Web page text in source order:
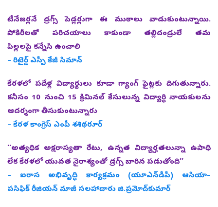
టీనేజర్లనే డ్రగ్స్‌ పెడ్లర్లుగా ఈ ముఠాలు వాడుకుంటున్నాయి.
పోకిరీలతో పరిచయాలు కాకుండా తల్లిదండ్రులే తమ
పిల్లలపై కన్నేసి ఉంచాలి
– రిటైర్డ్‌ ఎస్పీ కేజీ సిమాన్‌
కేరళలో పదేళ్ల విద్యార్థులు కూడా గ్యాంగ్‌ ఫైట్లకు దిగుతున్నారు.
కనీసం 10 నుంచి 15 క్రిమినల్‌ కేసులున్న విద్యార్థి నాయకులను
ఆదర్శంగా తీసుకుంటున్నారు
– కేరళ కాంగ్రెస్‌ ఎంపీ శశిథరూర్‌
‘‘అత్యధిక అక్షరాస్యతా రేటు, ఉన్నత విద్యార్హతలున్నా ఉపాధి
లేక కేరళలో యువత నైరాశ్యంతో డ్రగ్స్‌ బారిన పడుతోంది’’
– ఐరాస అభివృద్ధి కార్యక్రమం (యూఎన్‌డీపీ) ఆసియా–
పసిఫిక్‌ రీజియన్‌ మాజీ సలహాదారు జి.ప్రమోద్‌కుమార్‌